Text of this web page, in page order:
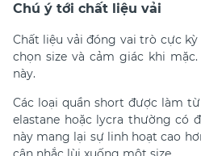
Chú ý tới chất liệu vải
Chất liệu vải đóng vai trò cực
chọn size và cảm giác khi
này.
Các loại quần short được làm
elastane hoặc lycra thường có
này mang lại sự linh hoạt cao